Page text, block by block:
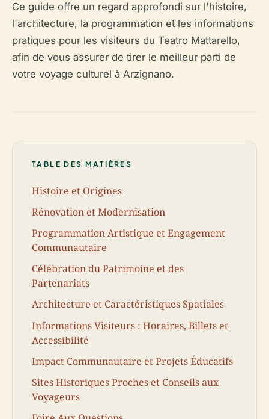
Ce guide offre un regard approfondi sur l'histoire,
l'architecture, la programmation et les informations
pratiques pour les visiteurs du Teatro Mattarello,
afin de vous assurer de tirer le meilleur parti de
votre voyage culturel à Arzignano.
TABLE DES MATIÈRES
Histoire et Origines
Rénovation et Modernisation
Programmation Artistique et Engagement
Communautaire
Célébration du Patrimoine et des
Partenariats
Architecture et Caractéristiques Spatiales
Informations Visiteurs : Horaires, Billets et
Accessibilité
Impact Communautaire et Projets Éducatifs
Sites Historiques Proches et Conseils aux
Voyageurs